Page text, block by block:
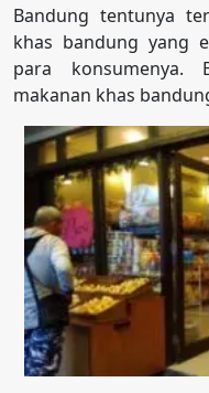
Bandung tentunya
khas bandung yang
para konsumenya.
makanan khas